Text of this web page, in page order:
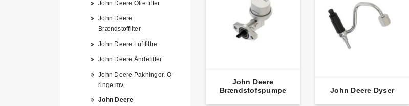
John Deere Olie filter
John Deere
Brændstoffilter
John Deere Luftfiltre
John Deere Åndefilter
John Deere Pakninger. O-
ringe mv.
John Deere
John Deere
Brændstofspumpe
John Deere Dyser